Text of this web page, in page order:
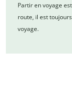
Partir en voyage
route, il est
voyage.